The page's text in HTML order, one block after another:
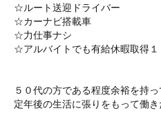
☆ルート送迎ドライバー
☆カーナビ搭載車
☆力仕事ナシ
☆アルバイトでも有給休暇取得１
５０代の方である程度余裕を持っ
定年後の生活に張りをもって働き